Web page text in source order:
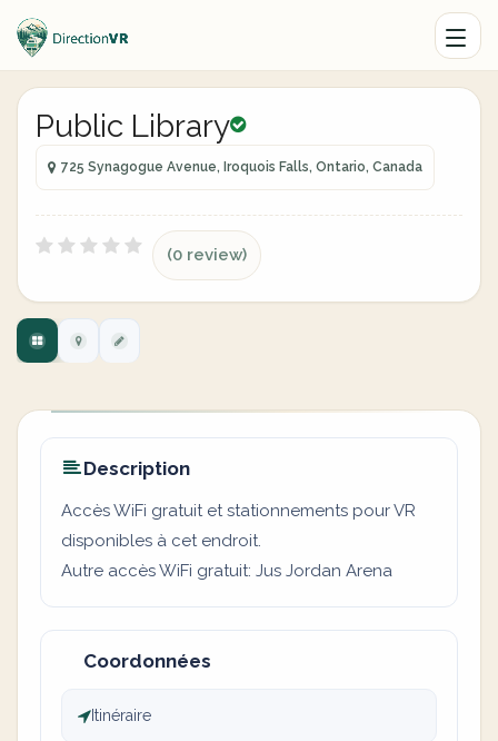
Public Library
725 Synagogue Avenue, Iroquois Falls, Ontario, Canada
(0 review)
Description
Accès WiFi gratuit et stationnements pour VR
disponibles à cet endroit.
Autre accès WiFi gratuit: Jus Jordan Arena
Coordonnées
Itinéraire